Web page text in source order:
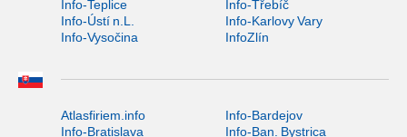
Info-Teplice
Info-Třebíč
Info-Ústí n.L.
Info-Karlovy Vary
Info-Vysočina
InfoZlín
Atlasfiriem.info
Info-Bardejov
Info-Bratislava
Info-Ban. Bystrica